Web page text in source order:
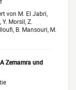
von M. El Jabri,
Morsil, Z.
B. Mansouri, M.
Zemamra und